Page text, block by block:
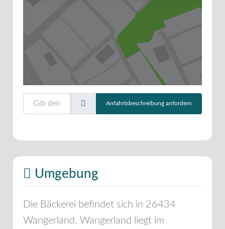
Gib deinen Standort ein.
Anfahrtsbeschreibung anfordern
Umgebung
Die Bäckerei befindet sich in 26434
Wangerland. Wangerland liegt im